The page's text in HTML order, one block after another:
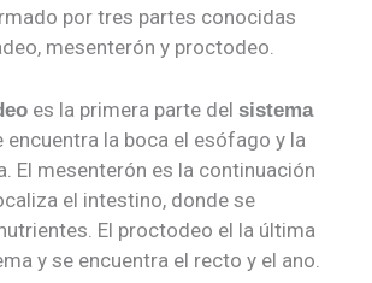
por tres partes conocidas
mesenterón y proctodeo.
es la primera parte del sistema
encuentra la boca el esófago y la
El mesenterón es la continuación
el intestino, donde se
El proctodeo el la última
y se encuentra el recto y el ano.